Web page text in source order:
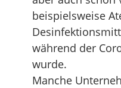
beispielsweise
während der
wurde.
Manche